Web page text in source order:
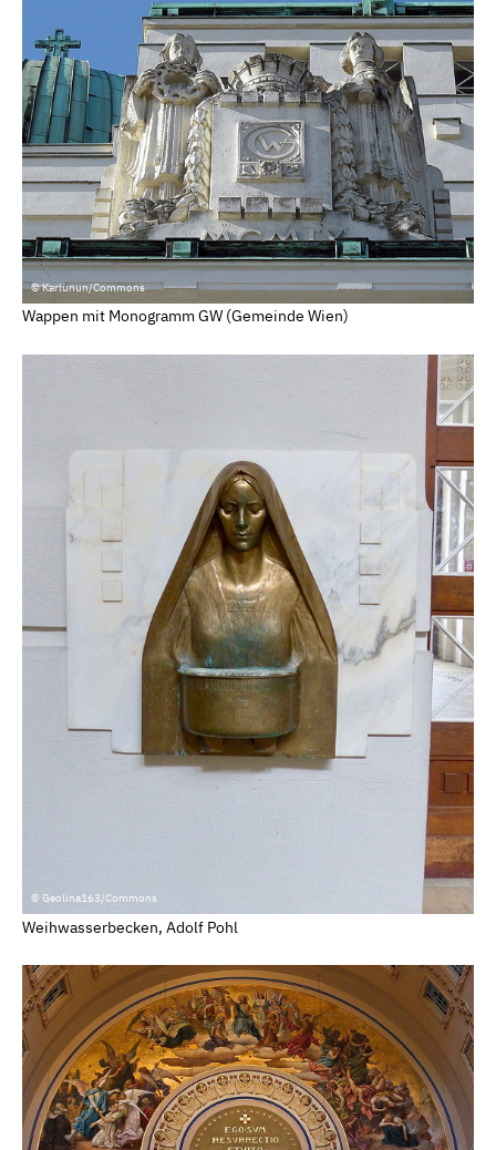
© Karlunun/Commons
Wappen mit Monogramm GW (Gemeinde Wien)
© Geolina163/Commons
Weihwasserbecken, Adolf Pohl